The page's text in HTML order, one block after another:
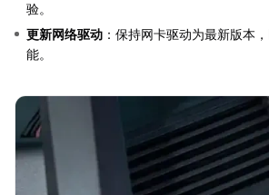
验。
更新网络驱动 ：保持网卡驱动为最新版本
能。